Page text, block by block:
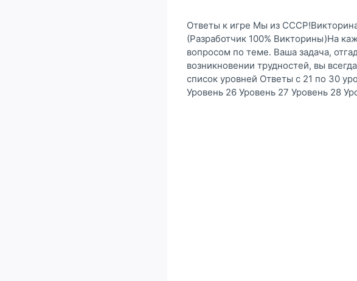
Ответы к игре Мы из
(Разработчик 100% Викторины)На
вопросом по теме. Ваша задача,
возникновении трудностей, вы
список уровней Ответы с 21 по 30
Уровень 26 Уровень 27 Уровень 28